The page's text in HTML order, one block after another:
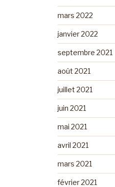
mars 2022
janvier 2022
septembre 2021
août 2021
juillet 2021
juin 2021
mai 2021
avril 2021
mars 2021
février 2021